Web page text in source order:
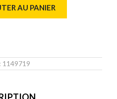
AU PANIER
1149719